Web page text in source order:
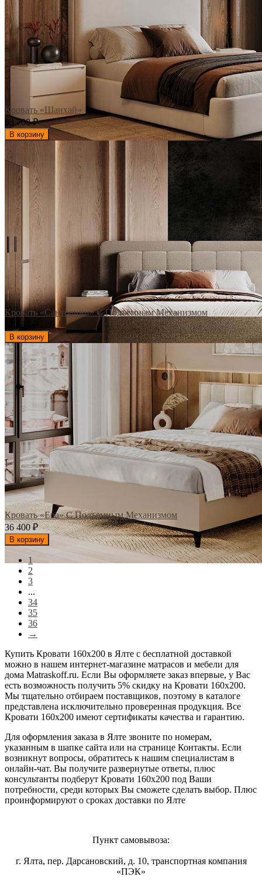
Кровать «Шанхай»
63 700₽
В корзину
Кровать «Санторини» С Подъемным Механизмом
61 880
В корзину
Кровать «Ева» С Подъемным Механизмом
36 400₽
В корзину
1
2
3
...
34
35
36
→
Купить Кровати 160х200 в Ялте с бесплатной доставкой
можно в нашем интернет-магазине матрасов и мебели для
дома Matraskoff.ru. Если Вы оформляете заказ впервые, у Вас
есть возможность получить 5% скидку на Кровати 160х200.
Мы тщательно отбираем поставщиков, поэтому в каталоге
представлена исключительно проверенная продукция. Все
Кровати 160х200 имеют сертификаты качества и гарантию.
Для оформления заказа в Ялте звоните по номерам,
указанным в шапке сайта или на странице Контакты. Если
возникнут вопросы, обратитесь к нашим специалистам в
онлайн-чат. Вы получите развернутые ответы, плюс
консультанты подберут Кровати 160х200 под Ваши
потребности, среди которых Вы сможете сделать выбор. Плюс
проинформируют о сроках доставки по Ялте
Пункт самовывоза:
г. Ялта, пер. Дарсановский, д. 10, транспортная компания
«ПЭК»